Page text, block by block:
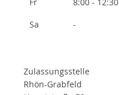
Sa
-
Zulassungsstelle
Rhön-Grabfeld